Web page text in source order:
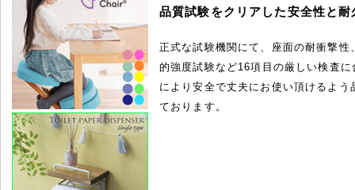
品質試験をクリアした安全性と耐
正式な試験機関にて、座面の耐衝撃性
的強度試験など16項目の厳しい検査
により安全で丈夫にお使い頂けるよう
ております。